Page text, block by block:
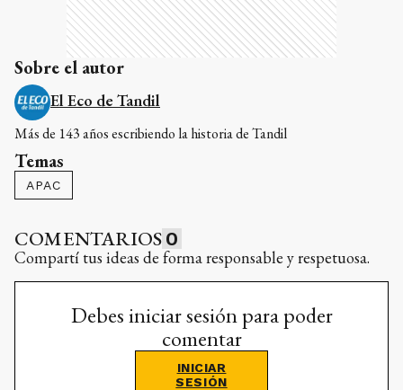
Sobre el autor
El Eco de Tandil
Más de 143 años escribiendo la historia de Tandil
Temas
APAC
COMENTARIOS 0
Compartí tus ideas de forma responsable y respetuosa.
Debes iniciar sesión para poder
comentar
INICIAR
SESIÓN